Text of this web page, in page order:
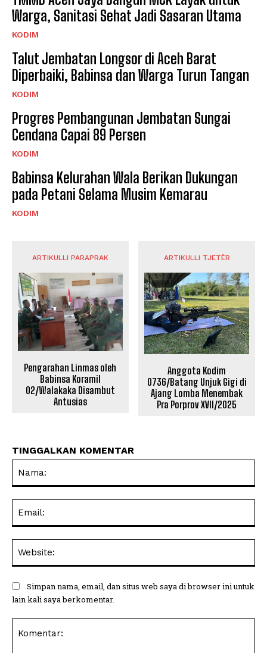
Warga, Sanitasi Sehat Jadi Sasaran Utama
KODIM
Talut Jembatan Longsor di Aceh Barat
Diperbaiki, Babinsa dan Warga Turun Tangan
KODIM
Progres Pembangunan Jembatan Sungai
Cendana Capai 89 Persen
KODIM
Babinsa Kelurahan Wala Berikan Dukungan
pada Petani Selama Musim Kemarau
KODIM
ARTIKULLI PARAPRAK
Pengarahan Linmas oleh
Babinsa Koramil
02/Walakaka Disambut
Antusias
ARTIKULLI TJETËR
Anggota Kodim
0736/Batang Unjuk Gigi di
Ajang Lomba Menembak
Pra Porprov XVII/2025
TINGGALKAN KOMENTAR
Simpan nama, email, dan situs web saya di browser ini untuk
lain kali saya berkomentar.